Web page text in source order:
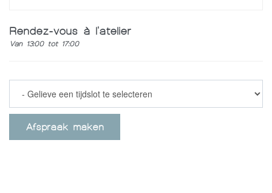
Rendez-vous à l'atelier
Van 13:00 tot 17:00
Afspraak maken